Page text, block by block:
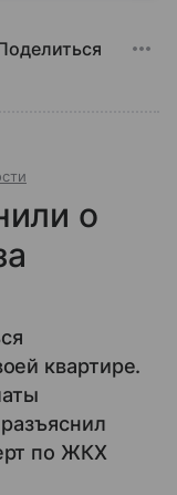
о
квартире.
по ЖКХ